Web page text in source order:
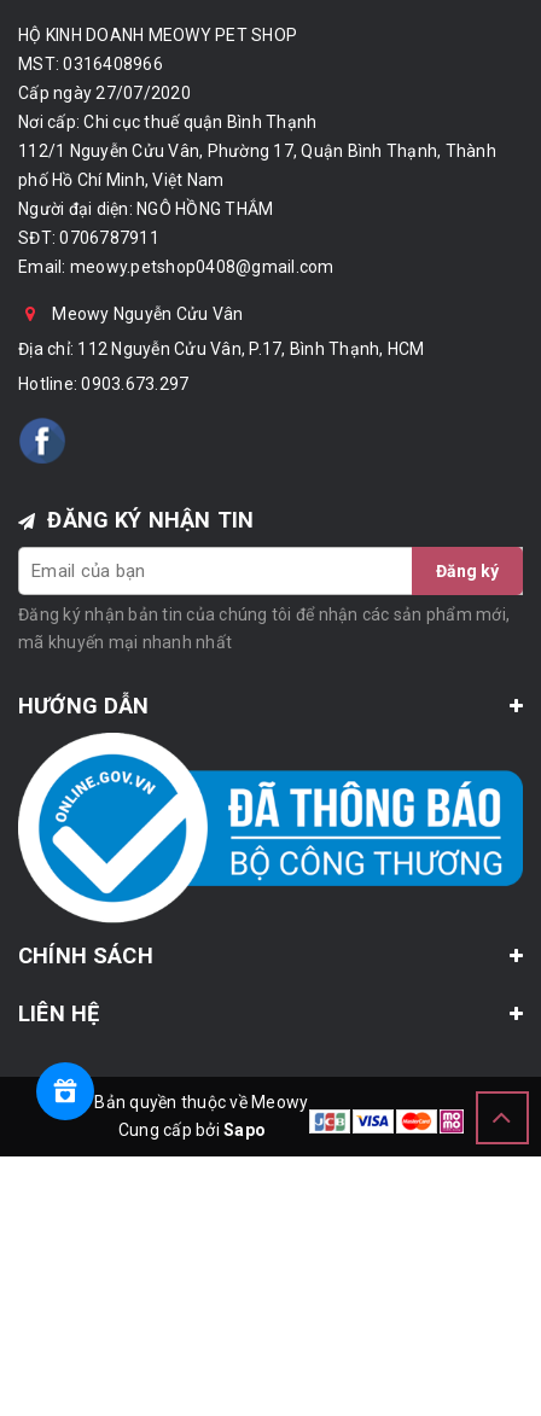
HỘ KINH DOANH MEOWY PET SHOP
MST: 0316408966
Cấp ngày 27/07/2020
Nơi cấp: Chi cục thuế quận Bình Thạnh
112/1 Nguyễn Cửu Vân, Phường 17, Quận Bình Thạnh, Thành
phố Hồ Chí Minh, Việt Nam
Người đại diện: NGÔ HỒNG THẮM
SĐT: 0706787911
Email: meowy.petshop0408@gmail.com
Meowy Nguyễn Cửu Vân
Địa chỉ: 112 Nguyễn Cửu Vân, P.17, Bình Thạnh, HCM
Hotline:0903.673.297
ĐĂNG KÝ NHẬN TIN
Đăng ký
Đăng ký nhận bản tin của chúng tôi để nhận các sản phẩm mới,
mã khuyến mại nhanh nhất
HƯỚNG DẪN
CHÍNH SÁCH
LIÊN HỆ
© Bản quyền thuộc về Meowy
Cung cấp bởiSapo